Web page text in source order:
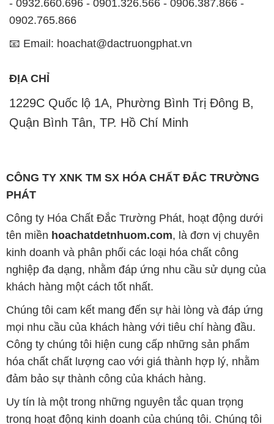
Chúng tôi cam kết mang đến sự hài lòng và đáp ứng
mọi nhu cầu của khách hàng với tiêu chí hàng đầu.
Công ty chúng tôi hiện cung cấp những sản phẩm
đảm bảo sự thành công của khách hàng.
Uy tín là một trong những nguyên tắc quan trọng
trong hoạt động kinh doanh của chúng tôi. Chúng tôi
hài lòng đối tác. Đồng thời, chúng tôi cố gắng duy trì
mức giá hợp lý, tạo điều kiện phát triển và sự tồn tại
Công ty Hóa Chất Đắc Trường Phát đáp ứng đa
dạng các nhu cầu về hóa chất, phục vụ cho tất cả
các ngành nghề và lĩnh vực sản xuất khác nhau tại
TP. Hồ Chí Minh. Sứ mệnh của chúng tôi là cung cấp
và phân phối những sản phẩm hóa chất đảm bảo
chất lượng và giá thành tốt nhất trên thị trường.
Chúng tôi tự hào có đội ngũ nhân viên chuyên nghiệp
và giàu kinh nghiệm, luôn sẵn sàng tư vấn và hỗ trợ
khách hàng một cách chuyên nghiệp. Đội ngũ của
chúng tôi đảm bảo mang lại sự hài lòng và thành
công cho khách hàng.